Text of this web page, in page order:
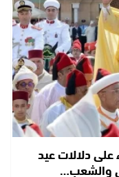
دلالات عيد
والشعب…